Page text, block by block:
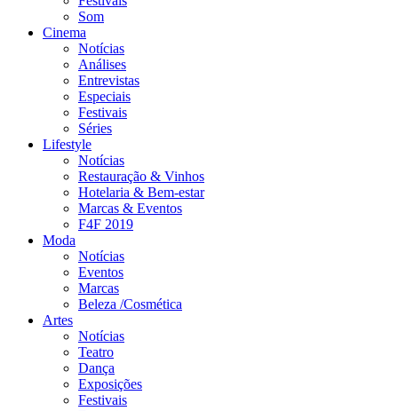
Som
Cinema
Notícias
Análises
Entrevistas
Especiais
Festivais
Séries
Lifestyle
Notícias
Restauração & Vinhos
Hotelaria & Bem-estar
Marcas & Eventos
F4F 2019
Moda
Notícias
Eventos
Marcas
Beleza /Cosmética
Artes
Notícias
Teatro
Dança
Exposições
Festivais